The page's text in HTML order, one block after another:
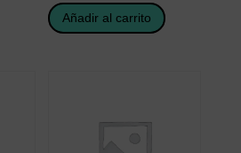
Añadir al carrito